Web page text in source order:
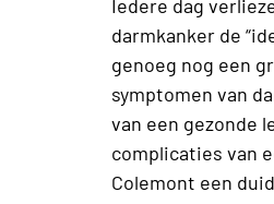
Iedere dag
darmkanker de
genoeg nog een
symptomen van
van een gezonde
complicaties van
Colemont een